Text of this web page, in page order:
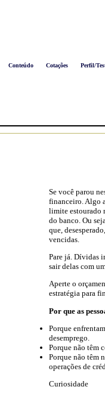
Conteúdo Cotações Perfil/
Se você parou
financeiro. Algo
limite estourado
do banco. Ou
que,
vencidas.
Pare já. Dívidas
sair delas com
Aperte o
estratégia para
Por que as
Porque
desemprego.
Porque não têm
Porque não têm
operações de
Curiosidade